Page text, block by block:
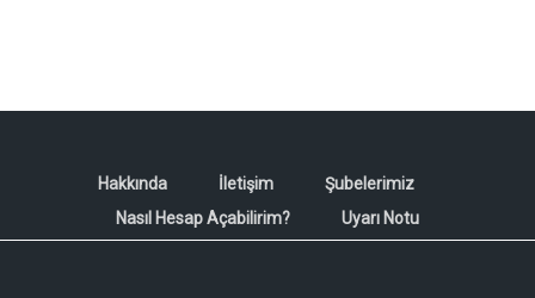
Hakkında İletişim
Şubelerimiz
Nasıl Hesap Açabilirim?
Uyarı Notu